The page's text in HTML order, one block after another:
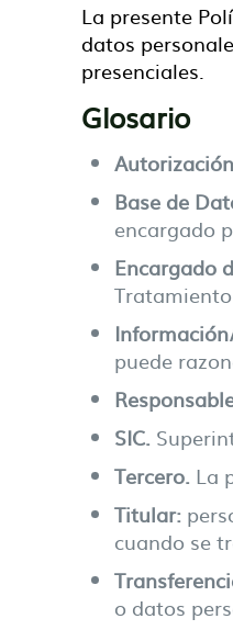
La presente
datos
presenciales.
Glosario
Base de
encargado
Encargado
puede
SIC.
Tercero. La
Titular:
cuando se
o datos